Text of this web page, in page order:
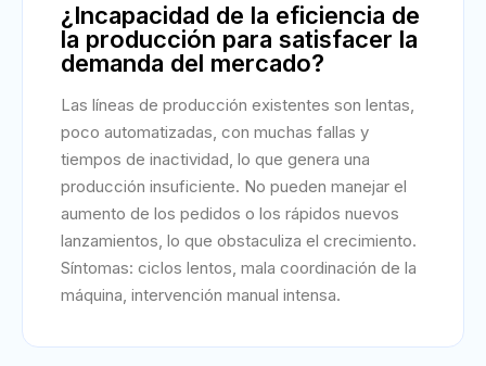
¿Incapacidad de la eficiencia de
la producción para satisfacer la
demanda del mercado?
Las líneas de producción existentes son lentas,
poco automatizadas, con muchas fallas y
tiempos de inactividad, lo que genera una
producción insuficiente. No pueden manejar el
aumento de los pedidos o los rápidos nuevos
lanzamientos, lo que obstaculiza el crecimiento.
Síntomas: ciclos lentos, mala coordinación de la
máquina, intervención manual intensa.